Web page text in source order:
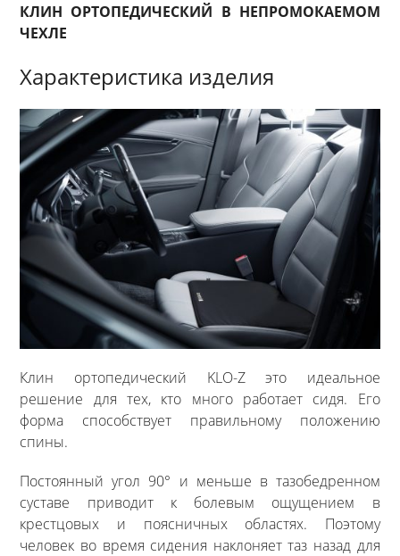
КЛИН ОРТОПЕДИЧЕСКИЙ В НЕПРОМОКАЕМОМ
ЧЕХЛЕ
Характеристика изделия
Клин ортопедический KLO-Z это идеальное
решение для тех, кто много работает сидя. Его
форма способствует правильному положению
спины.
Постоянный угол 90° и меньше в тазобедренном
суставе приводит к болевым ощущением в
крестцовых и поясничных областях. Поэтому
человек во время сидения наклоняет таз назад для